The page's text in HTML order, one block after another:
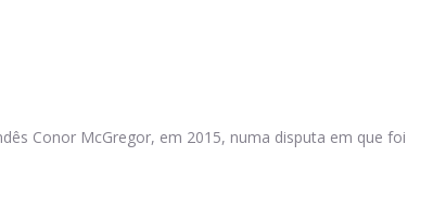
Conor McGregor, em 2015, numa disputa em que foi